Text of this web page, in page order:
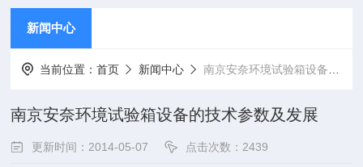
新闻中心
当前位置：首页 新闻中心 南京安奈环境试验箱设备的技术参数及发展
南京安奈环境试验箱设备的技术参数及发展
更新时间：2014-05-07 点击次数：2439